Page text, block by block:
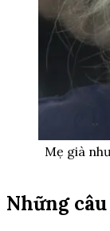
Mẹ già
Những